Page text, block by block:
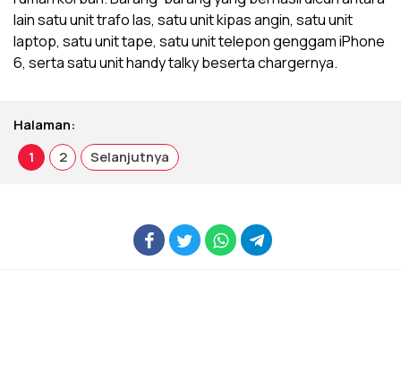
lain satu unit trafo las, satu unit kipas angin, satu unit
laptop, satu unit tape, satu unit telepon genggam iPhone
6, serta satu unit handy talky beserta chargernya.
Halaman:
1
2 Selanjutnya